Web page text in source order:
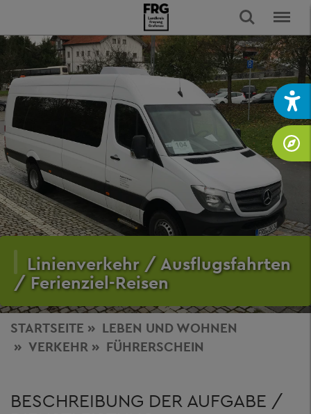
Linienverkehr / Ausflugsfahrten
/ Ferienziel-Reisen
STARTSEITE LEBEN UND WOHNEN
VERKEHR
FÜHRERSCHEIN
BESCHREIBUNG DER AUFGABE /